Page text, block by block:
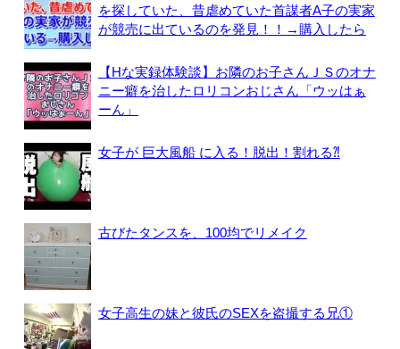
を探していた、昔虐めていた首謀者A子の実家
が競売に出ているのを発見！！→購入したら
【Hな実録体験談】お隣のお子さんＪＳのオナ
ニー癖を治したロリコンおじさん「ウッはぁ
ーん」
女子が 巨大風船 に入る！脱出！割れる⁈
古びたタンスを、100均でリメイク
女子高生の妹と彼氏のSEXを盗撮する兄①